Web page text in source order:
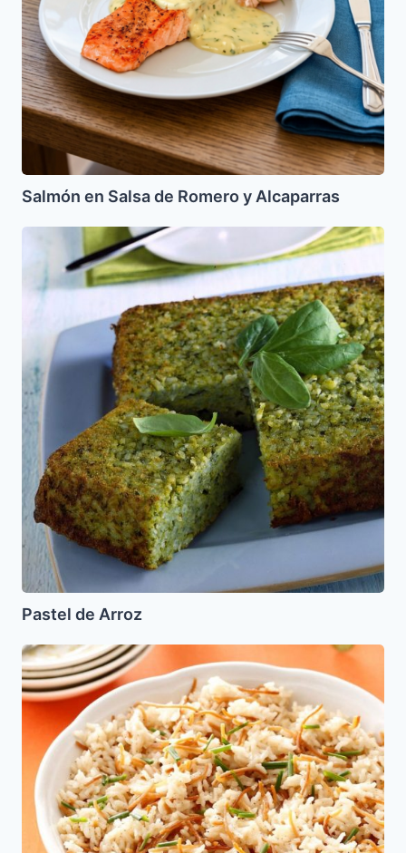
Salmón en Salsa de Romero y Alcaparras
Pastel de Arroz
Arroz
con
Fideos